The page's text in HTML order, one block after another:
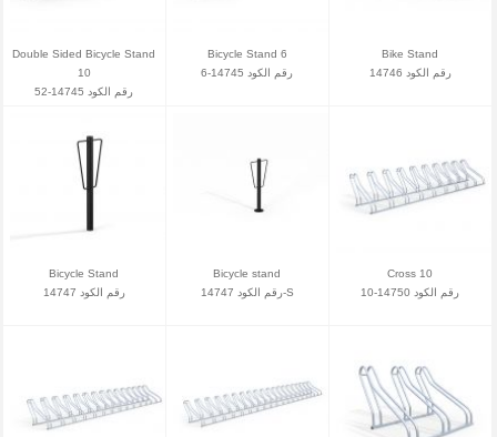
Double Sided Bicycle Stand
10
رقم الكود 14745-52
Bicycle Stand 6
رقم الكود 14745-6
Bike Stand
رقم الكود 14746
Bicycle Stand
رقم الكود 14747
Bicycle stand
رقم الكود 14747-S
Cross 10
رقم الكود 14750-10